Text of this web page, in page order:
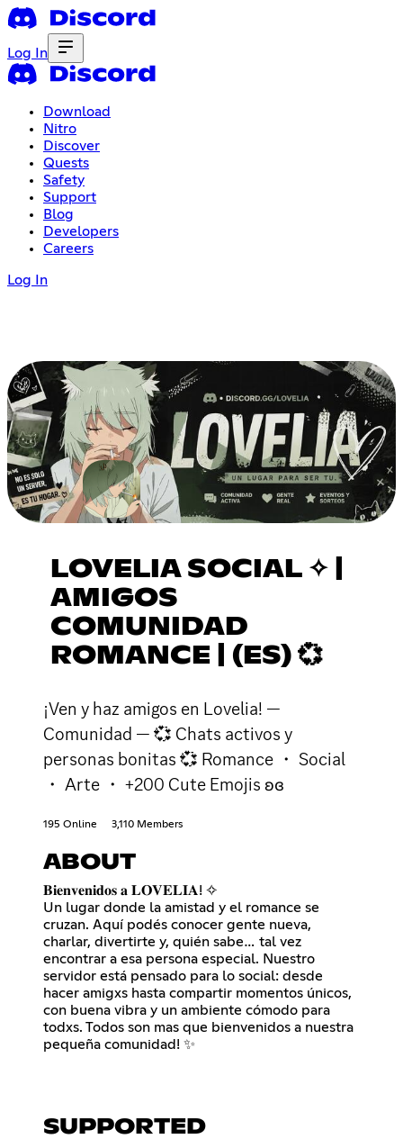
Log In
Download
Nitro
Discover
Quests
Safety
Support
Blog
Developers
Careers
Log In
LOVELIA SOCIAL ✧ |
AMIGOS
COMUNIDAD
ROMANCE | (ES) 💞
¡Ven y haz amigos en Lovelia! —
Comunidad — 💞 Chats activos y
personas bonitas 💞 Romance ・ Social
・ Arte ・ +200 Cute Emojis ʚɞ
195 Online 3,110 Members
ABOUT
𝐁𝐢𝐞𝐧𝐯𝐞𝐧𝐢𝐝𝐨𝐬 𝐚 𝐋𝐎𝐕𝐄𝐋𝐈𝐀! ✧
Un lugar donde la amistad y el romance se
cruzan. Aquí podés conocer gente nueva,
charlar, divertirte y, quién sabe… tal vez
encontrar a esa persona especial. Nuestro
servidor está pensado para lo social: desde
hacer amigxs hasta compartir momentos únicos,
con buena vibra y un ambiente cómodo para
todxs. Todos son mas que bienvenidos a nuestra
pequeña comunidad! ✨
SUPPORTED